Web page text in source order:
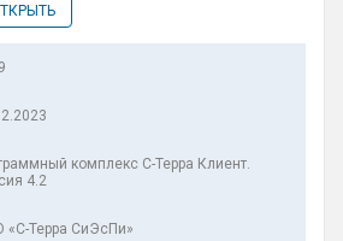
комплекс С-Терра Клиент.
4.2
«С-Терра СиЭсПи»